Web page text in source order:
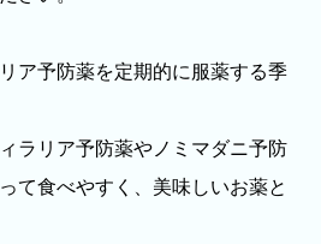
ア予防薬を定期的に服薬する季
ラリア予防薬やノミマダニ予防
て食べやすく、美味しいお薬と